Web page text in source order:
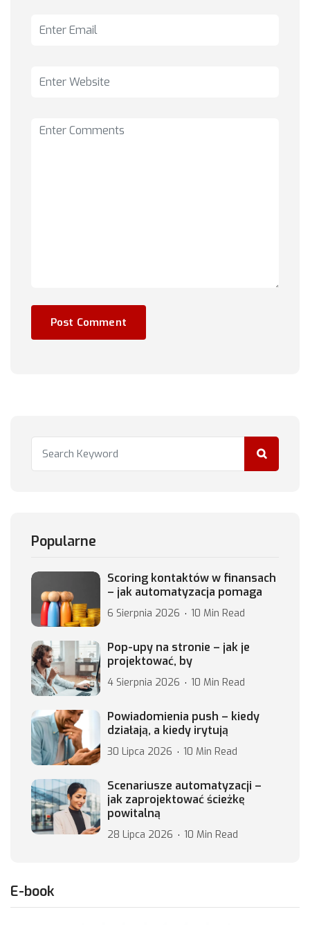
Popularne
Scoring kontaktów w finansach
– jak automatyzacja pomaga
6 Sierpnia 2026 10 Min Read
Pop-upy na stronie – jak je
projektować, by
4 Sierpnia 2026 10 Min Read
Powiadomienia push – kiedy
działają, a kiedy irytują
30 Lipca 2026 10 Min Read
Scenariusze automatyzacji –
jak zaprojektować ścieżkę
powitalną
28 Lipca 2026 10 Min Read
E-book